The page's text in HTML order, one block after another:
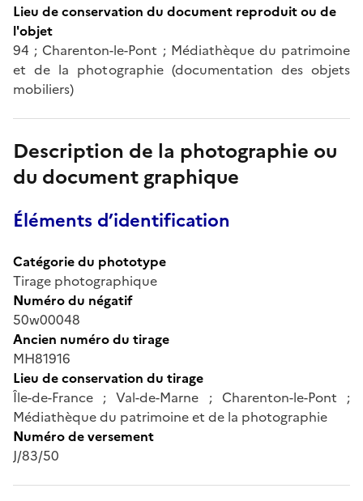
Lieu de conservation du document reproduit ou de
l'objet
94 ; Charenton-le-Pont ; Médiathèque du patrimoine
et de la photographie (documentation des objets
mobiliers)
Description de la photographie ou
du document graphique
Éléments d’identification
Catégorie du phototype
Tirage photographique
Numéro du négatif
50w00048
Ancien numéro du tirage
MH81916
Lieu de conservation du tirage
Île-de-France ; Val-de-Marne ; Charenton-le-Pont ;
Médiathèque du patrimoine et de la photographie
Numéro de versement
J/83/50